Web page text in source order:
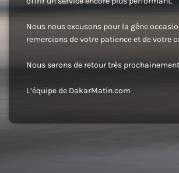
Nous nous excusons pour la gêne
remercions de votre patience et de votre
Nous serons de retour très
L’équipe de DakarMatin.com